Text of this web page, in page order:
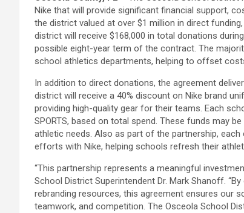
Nike that will provide significant financial support,
the district valued at over $1 million in direct
district will receive $168,000 in total donations
possible eight-year term of the contract. The
school athletics departments, helping to offset
In addition to direct donations, the agreement
district will receive a 40% discount on Nike brand
providing high-quality gear for their teams. Each
SPORTS, based on total spend. These funds may
athletic needs. Also as part of the partnership,
efforts with Nike, helping schools refresh their
“This partnership represents a meaningful
School District Superintendent Dr. Mark Shanoff.
rebranding resources, this agreement ensures our
teamwork, and competition. The Osceola School